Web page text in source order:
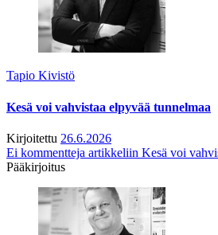
Tapio Kivistö
Kesä voi vahvistaa elpyvää tunnelmaa
Kirjoitettu 26.6.2026
Ei kommentteja artikkeliin Kesä voi
Pääkirjoitus